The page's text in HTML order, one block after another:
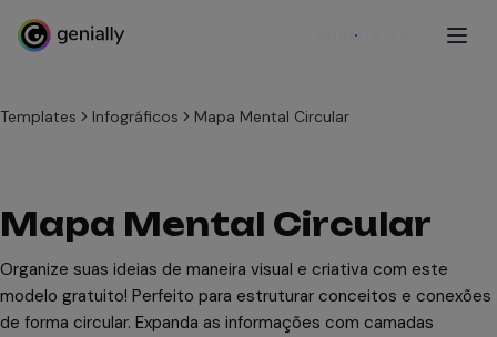
Cadastre-se
Templates Infográficos Mapa Mental Circular
Mapa Mental Circular
Organize suas ideias de maneira visual e criativa com este
modelo gratuito! Perfeito para estruturar conceitos e conexões
de forma circular. Expanda as informações com camadas